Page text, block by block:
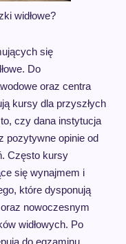
widłowe?
się
Do
oraz centra
kursy dla przyszłych
czy dana instytucja
pozytywne opinie od
Często kursy
się wynajmem i
które dysponują
nowoczesnym
widłowych. Po
do egzaminu